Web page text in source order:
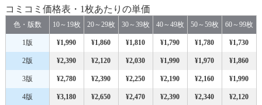
コミコミ価格表・1枚あたりの単価
色・版数 10～19枚 20～29枚 30～39枚 40～49枚 50～59枚 60～99枚
1版 ¥1,990 ¥1,860 ¥1,810 ¥1,790 ¥1,780 ¥1,730
2版 ¥2,390 ¥2,120 ¥2,030 ¥1,990 ¥1,970 ¥1,860
3版 ¥2,780 ¥2,390 ¥2,250 ¥2,190 ¥2,160 ¥1,990
4版 ¥3,180 ¥2,650 ¥2,470 ¥2,390 ¥2,340 ¥2,120